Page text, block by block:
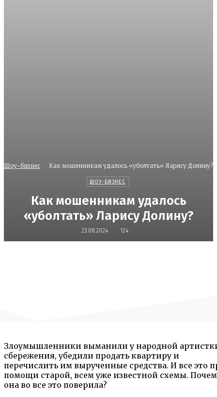
Шоу-бизнес Как мошенникам удалось «уболтать» Ларису Долину?
ШОУ-БИЗНЕС
Как мошенникам удалось
«уболтать» Ларису Долину?
23.08.2024 124
Злоумышленники выманили у народной
сбережения, убедили продать квартиру и
перечислить им вырученные средства. И все это
помощи старой, всем уже известной схемы.
она во все это поверила?